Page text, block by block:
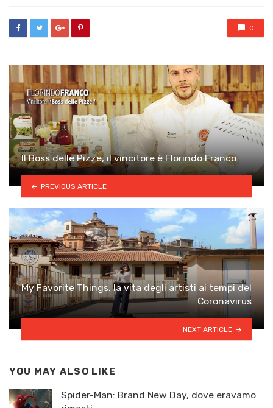
0
Il Boss delle Pizze, il vincitore è Florindo Franco
PREVIOUS ARTICLE
My Favorite Things: la vita degli artisti ai tempi del
Coronavirus
NEXT ARTICLE
YOU MAY ALSO LIKE
Spider-Man: Brand New Day, dove eravamo